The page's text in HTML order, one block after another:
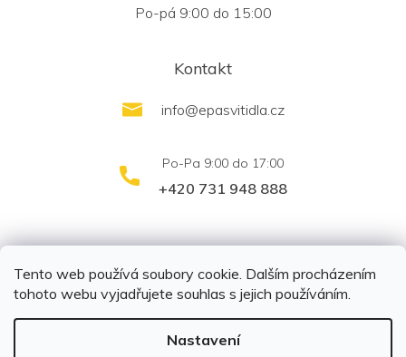
Tento web používá soubory cookie. Dalším procházením
tohoto webu vyjadřujete souhlas s jejich používáním.
Nastavení
Po-pá 9:00 do 15:00
Kontakt
info@epasvitidla.cz
+420 731 948 888